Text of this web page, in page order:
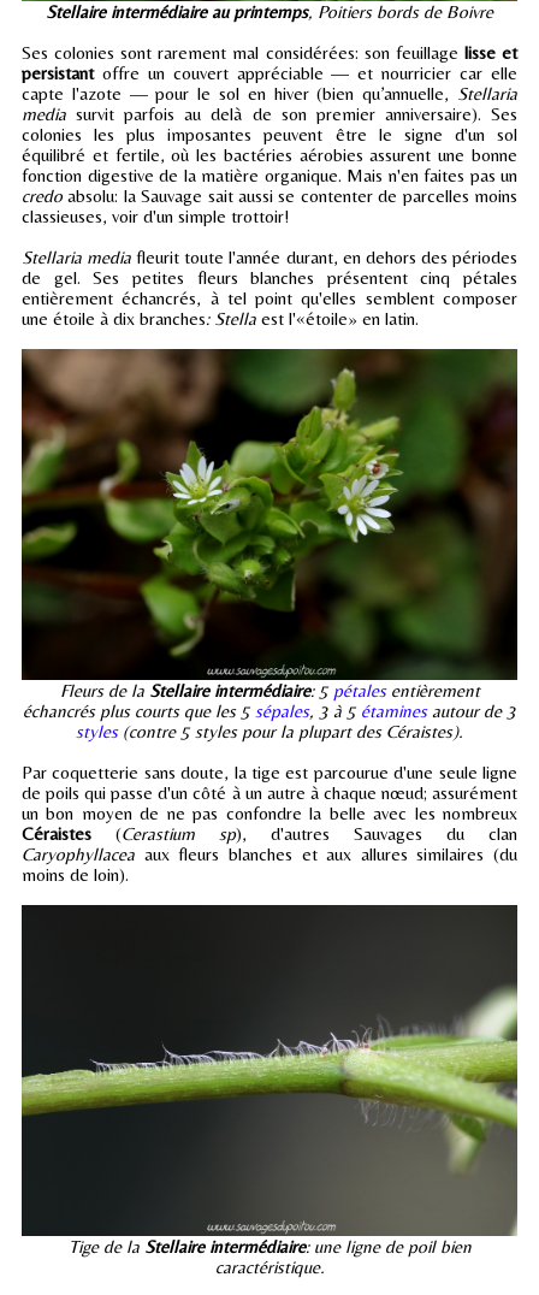
Stellaire intermédiaire au printemps, Poitiers bords de Boivre
Ses colonies sont rarement mal considérées: son feuillage lisse et
persistantoffre un couvert appréciable — et nourricier car elle
capte l'azote — pour le sol en hiver (bien qu’annuelle,
Stellaria
media survit parfois au delà de son premier anniversaire). Ses
colonies les plus imposantes peuvent être le signe d'un sol
équilibré et fertile, où les bactéries aérobies assurent une bonne
fonction digestive de la matière organique. Mais n'en faites pas un
credo absolu: la Sauvage sait aussi se contenter de parcelles moins
classieuses, voir d'un simple trottoir!
Stellaria media fleurit toute l'année durant, en dehors des périodes
de gel. Ses petites fleurs blanches présentent cinq pétales
entièrement échancrés, à tel point qu'elles semblent composer
une étoile à dix branches: Stella est l'«étoile» en latin.
Fleurs de la Stellaire intermédiaire: 5 pétalesentièrement
échancrés plus courts que les 5 sépales, 3 à 5 étaminesautour de 3
styles(contre 5 styles pour la plupart des Céraistes).
Par coquetterie sans doute, la tige est parcourue d'une seule ligne
de poils qui passe d'un côté à un autre à chaque nœud; assurément
un bon moyen de ne pas confondre la belle avec les nombreux
Céraistes (Cerastium sp), d'autres Sauvages du clan
Caryophyllacea aux fleurs blanches et aux allures similaires (du
moins de loin).
Tige de la Stellaire intermédiaire: une ligne de poil bien
caractéristique.